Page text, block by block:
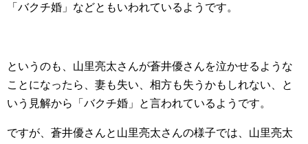
「バクチ婚」などともいわれているようです。
というのも、山里亮太さんが蒼井優さんを泣かせるような
ことになったら、妻も失い、相方も失うかもしれない、と
いう見解から「バクチ婚」と言われているようです。
ですが、蒼井優さんと山里亮太さんの様子では、山里亮太